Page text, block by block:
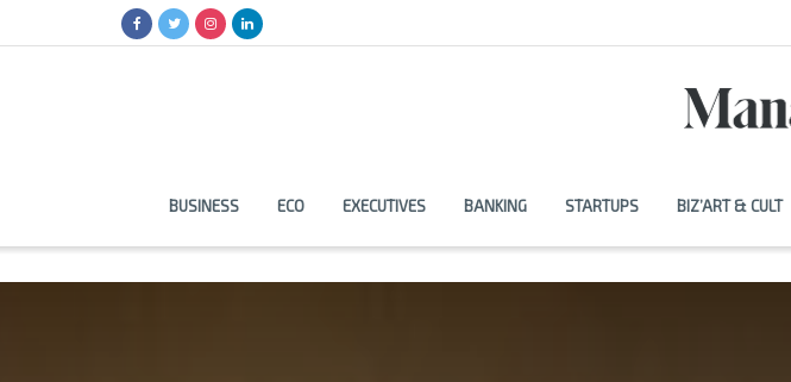
BUSINESS ECO EXECUTIVES BANKING STARTUPS BIZ’ART & CULT